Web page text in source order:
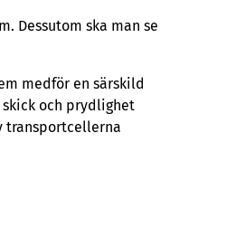
Dessutom ska man se
medför en särskild
och prydlighet
transportcellerna